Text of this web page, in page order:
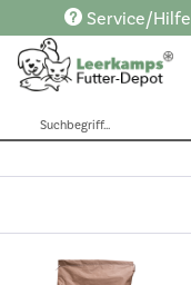
Service/Hilfe